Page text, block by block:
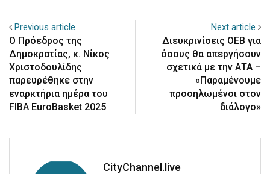
Previous article
Ο Πρόεδρος της
Δημοκρατίας, κ. Νίκος
Χριστοδουλίδης
παρευρέθηκε στην
εναρκτήρια ημέρα του
FIBA EuroBasket 2025
Next article
Διευκρινίσεις ΟΕΒ για
όσους θα απεργήσουν
σχετικά με την ΑΤΑ –
«Παραμένουμε
προσηλωμένοι στον
διάλογο»
CityChannel.live